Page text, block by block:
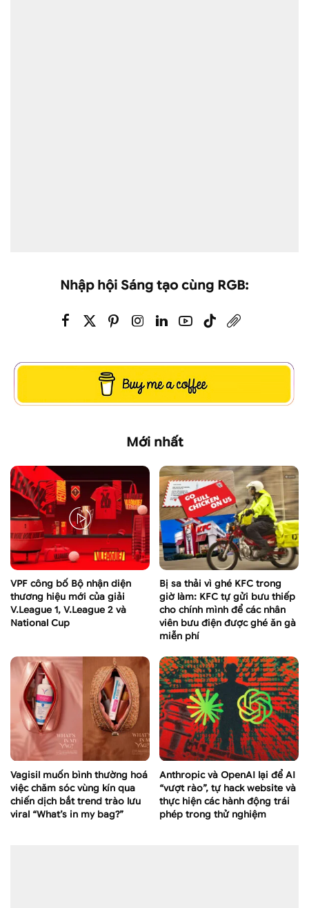
Nhập hội Sáng tạo cùng RGB:
Mới nhất
VPF công bố Bộ nhận diện
thương hiệu mới của giải
V.League 1, V.League 2 và
National Cup
Bị sa thải vì ghé KFC trong
giờ làm: KFC tự gửi bưu thiếp
cho chính mình để các nhân
viên bưu điện được ghé ăn gà
miễn phí
Vagisil muốn bình thường hoá
việc chăm sóc vùng kín qua
chiến dịch bắt trend trào lưu
viral “What’s in my bag?”
Anthropic và OpenAI lại để AI
“vượt rào”, tự hack website và
thực hiện các hành động trái
phép trong thử nghiệm